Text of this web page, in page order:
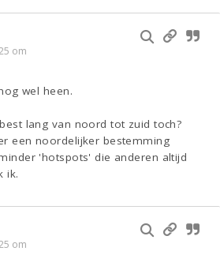
om
wel heen.
lang van noord tot zuid toch?
een noordelijker bestemming
'hotspots' die anderen altijd
ik.
om